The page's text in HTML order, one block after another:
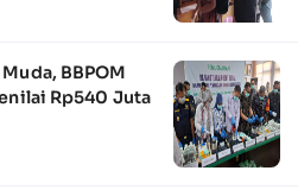
BBPOM
Rp540 Juta